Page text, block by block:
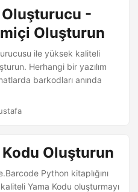
-
Oluşturun
ile yüksek kaliteli
Herhangi bir yazılım
barkodları anında
Oluşturun
Python kitaplığını
Yama Kodu oluşturmayı